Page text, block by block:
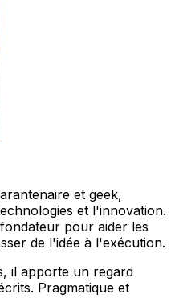
et geek,
et l'innovation.
pour aider les
de l'idée à l'exécution.
il apporte un regard
Pragmatique et